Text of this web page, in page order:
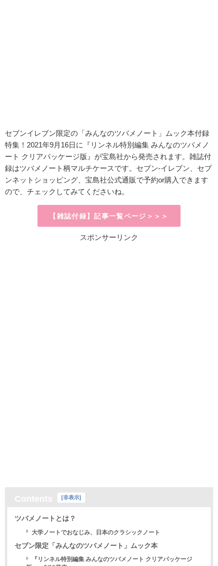
セブンイレブン限定の「みんなのツバメノート」ムック本付録
特集！2021年9月16日に『リンネル特別編集 みんなのツバメノ
ート クリアパッケージ版』が宝島社から発売されます。雑誌付
録はツバメノート柄マルチケースです。セブン-イレブン、セブ
ンネットショッピング、宝島社公式通販で予約or購入できます
ので、チェックしてみてくださいね。
【雑誌付録】記事一覧ページ＞＞＞
スポンサーリンク
非表示
ツバメノートとは？
大学ノートでおなじみ、日本のクラシックノート
セブン限定「みんなのツバメノート」ムック本
『リンネル特別編集 みんなのツバメノート クリアパッケージ